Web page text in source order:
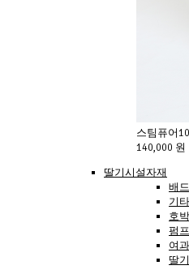
스팀퓨어
140,000 원
딸기시설자재
배
기
호
펌
여
딸